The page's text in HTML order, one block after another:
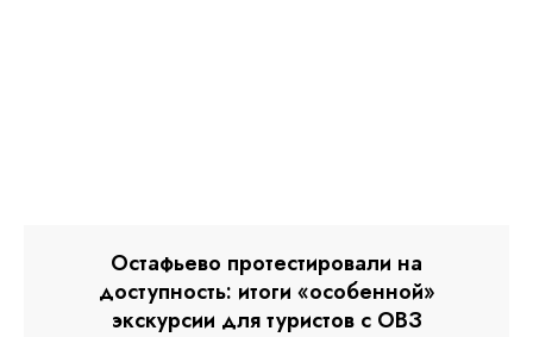
Остафьево протестировали на
доступность: итоги «особенной»
экскурсии для туристов с ОВЗ